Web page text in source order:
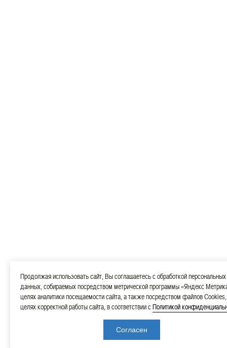
Продолжая использовать сайт, Вы соглашаетесь с обработкой персональных
данных, собираемых посредством метрической программы «Яндекс
целях аналитики посещаемости сайта, а также посредством файлов
целях корректной работы сайта, в соответствии сПолитикой
Согласен